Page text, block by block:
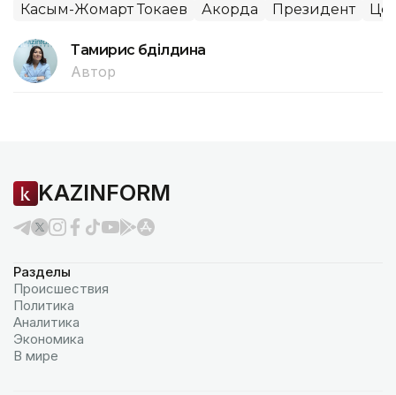
Касым-Жомарт Токаев Акорда Президент
Тамирис Әбділдина
Автор
KAZINFORM
Разделы
Происшествия
Политика
Аналитика
Экономика
В мире